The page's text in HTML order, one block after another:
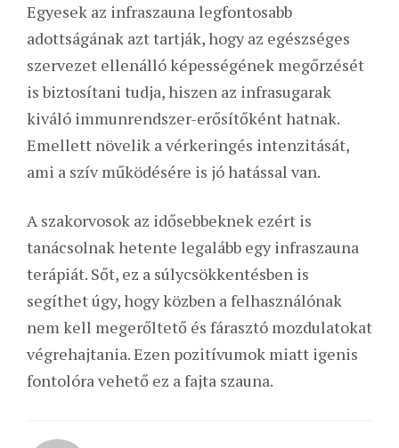
Egyesek az infraszauna legfontosabb
adottságának azt tartják, hogy az egészséges
szervezet ellenálló képességének megőrzését
is biztosítani tudja, hiszen az infrasugarak
kiváló immunrendszer-erősítőként hatnak.
Emellett növelik a vérkeringés intenzitását,
ami a szív működésére is jó hatással van.
A szakorvosok az idősebbeknek ezért is
tanácsolnak hetente legalább egy infraszauna
terápiát. Sőt, ez a súlycsökkentésben is
segíthet úgy, hogy közben a felhasználónak
nem kell megerőltető és fárasztó mozdulatokat
végrehajtania. Ezen pozitívumok miatt igenis
fontolóra vehető ez a fajta szauna.